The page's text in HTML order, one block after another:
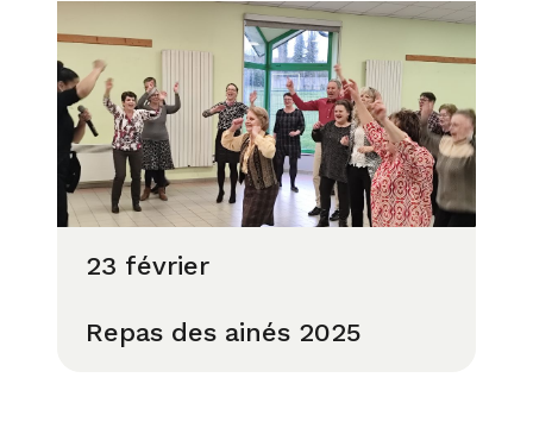
23 février
Repas des ainés 2025